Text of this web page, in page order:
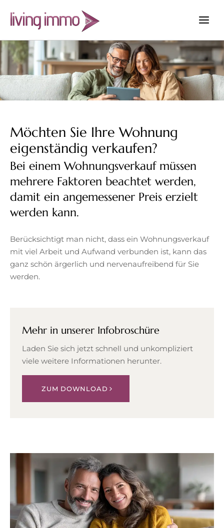
Inhalt
Möchten Sie Ihre Wohnung
eigenständig verkaufen?
Bei einem Wohnungsverkauf müssen
mehrere Faktoren beachtet werden,
damit ein angemessener Preis erzielt
werden kann.
Berücksichtigt man nicht, dass ein Wohnungsverkauf
mit viel Arbeit und Aufwand verbunden ist, kann das
ganz schön ärgerlich und nervenaufreibend für Sie
werden.
Mehr in unserer Infobroschüre
Laden Sie sich jetzt schnell und unkompliziert
viele weitere Informationen herunter.
ZUM DOWNLOAD